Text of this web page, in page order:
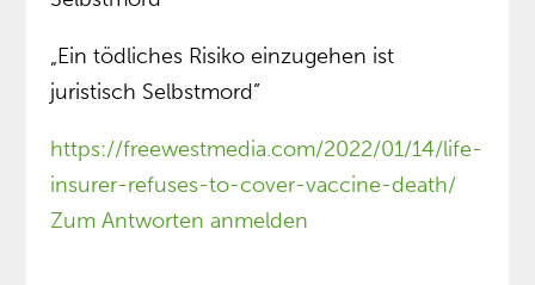
„Ein tödliches Risiko einzugehen ist
juristisch Selbstmord”
https://freewestmedia.com/2022/01/14/life-
insurer-refuses-to-cover-vaccine-death/
Zum Antworten anmelden